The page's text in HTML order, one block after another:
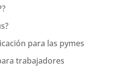
para las pymes
trabajadores